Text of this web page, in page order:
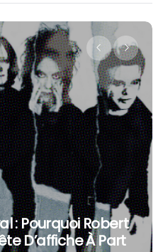
2026
D’été 2026 : Il Reste
Où Aller